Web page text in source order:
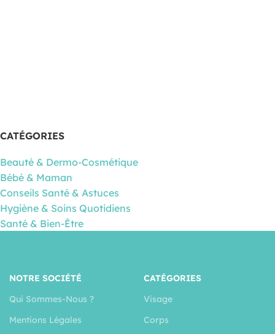
CATÉGORIES
Beauté & Dermo-Cosmétique
Bébé & Maman
Conseils Santé & Astuces
Hygiène & Soins Quotidiens
Santé & Bien-Être
NOTRE SOCIÉTÉ
Qui Sommes-Nous ?
Mentions Légales
CATÉGORIES
Visage
Corps